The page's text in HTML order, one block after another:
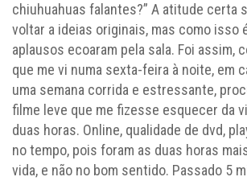
chiuhuahuas falantes?” A atitude certa
voltar a ideias originais, mas como isso
aplausos ecoaram pela sala. Foi assim,
que me vi numa sexta-feira à noite, em
uma semana corrida e estressante,
filme leve que me fizesse esquecer da
duas horas. Online, qualidade de dvd,
no tempo, pois foram as duas horas
vida, e não no bom sentido. Passado 5